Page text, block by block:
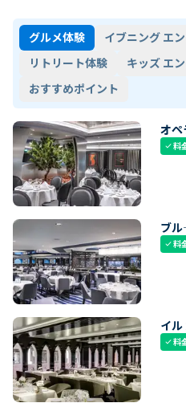
グルメ体験
イブニング エ
リトリート体験
キッズ エ
おすすめポイント
オペ
check料
ブ
check料
イル
check料